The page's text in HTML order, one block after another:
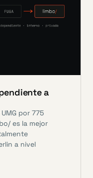
a
por 775
es la mejor
a nivel